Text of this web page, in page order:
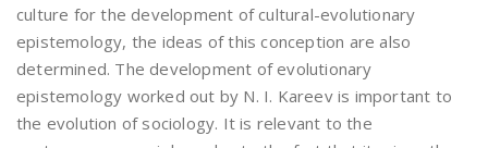
culture for the development of cultural-evolutionary
epistemology, the ideas of this conception are also
determined. The development of evolutionary
epistemology worked out by N. I. Kareev is important to
the evolution of sociology. It is relevant to the